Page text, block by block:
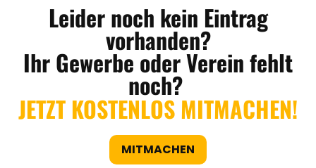
Leider noch kein Eintrag
vorhanden?
Ihr Gewerbe oder Verein fehlt
noch?
JETZT KOSTENLOS MITMACHEN!
MITMACHEN